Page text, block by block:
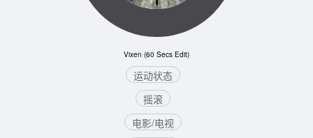
Vixen (60 Secs Edit)
运动状态
摇滚
电影/电视